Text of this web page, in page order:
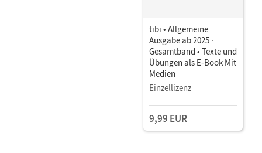
tibi • Allgemeine
Ausgabe ab 2025 ·
Gesamtband • Texte und
Übungen als E-Book Mit
Medien
Einzellizenz
9,99 EUR